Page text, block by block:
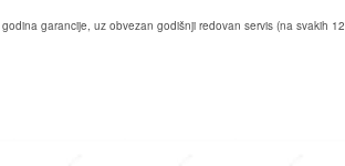
garancije, uz obvezan godišnji redovan servis (na svakih 12